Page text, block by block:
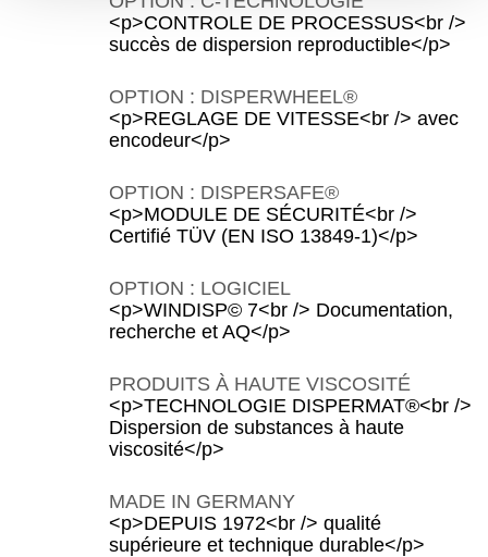
<p>CONTROLE DE PROCESSUS<br />
succès de dispersion reproductible</p>
OPTION : DISPERWHEEL®
<p>REGLAGE DE VITESSE<br /> avec
encodeur</p>
OPTION : DISPERSAFE®
<p>MODULE DE SÉCURITÉ<br />
Certifié TÜV (EN ISO 13849-1)</p>
OPTION : LOGICIEL
<p>WINDISP© 7<br /> Documentation,
recherche et AQ</p>
PRODUITS À HAUTE VISCOSITÉ
<p>TECHNOLOGIE DISPERMAT®<br />
Dispersion de substances à haute
viscosité</p>
MADE IN GERMANY
<p>DEPUIS 1972<br /> qualité
supérieure et technique durable</p>